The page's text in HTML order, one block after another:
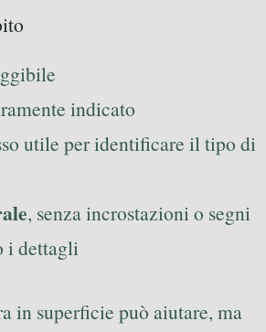
indicato
utile per identificare il tipo di
, senza incrostazioni o segni
i dettagli
in superficie può aiutare, ma